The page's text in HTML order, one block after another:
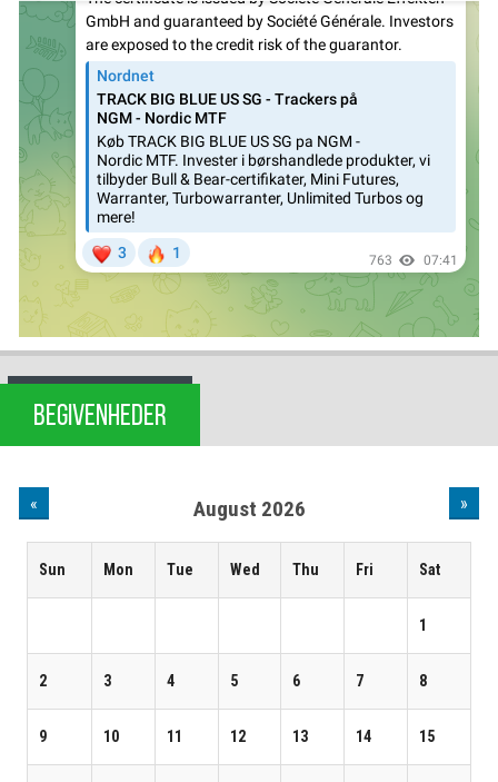
BEGIVENHEDER
« August 2026 »
Sun Mon Tue Wed Thu Fri Sat
1
2 3 4 5 6 7 8
9 10 11 12 13 14 15